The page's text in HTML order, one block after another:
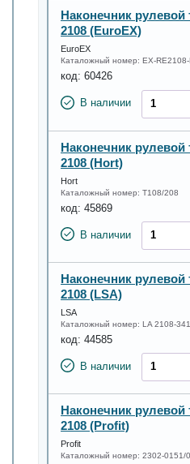
Наконечник рулевой
2108 (EuroEX)
EuroEX
Каталожный номер: EX-
код: 60426
В наличии
Наконечник рулевой
2108 (Hort)
Hort
Каталожный номер: T108/208
код: 45869
В наличии
Наконечник рулевой
2108 (LSA)
LSA
Каталожный номер: LA 2108-
код: 44585
В наличии
Наконечник рулевой
2108 (Profit)
Profit
Каталожный номер: 2302-0151/